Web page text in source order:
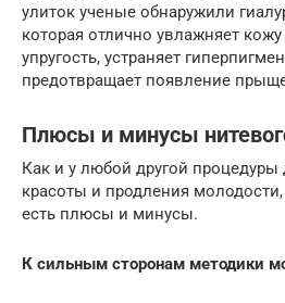
улиток ученые обнаружили
которая отлично увлажняет кожу
упругость, устраняет
предотвращает появление
Плюсы и минусы
Как и у любой другой процедуры
красоты и продления молодости,
есть плюсы и минусы.
К сильным сторонам методики